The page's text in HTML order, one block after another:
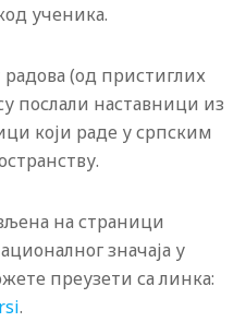
ученика.
радова (од пристиглих
послали наставници из
који раде у српским
на страници
значаја у
преузети са линка:
.